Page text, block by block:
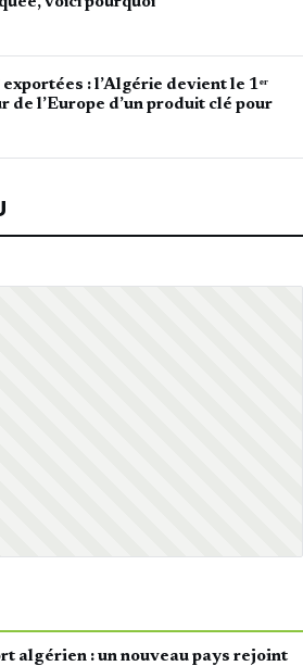
: l’Algérie devient le 1ᵉʳ
de l’Europe d’un produit clé pour
algérien : un nouveau pays rejoint